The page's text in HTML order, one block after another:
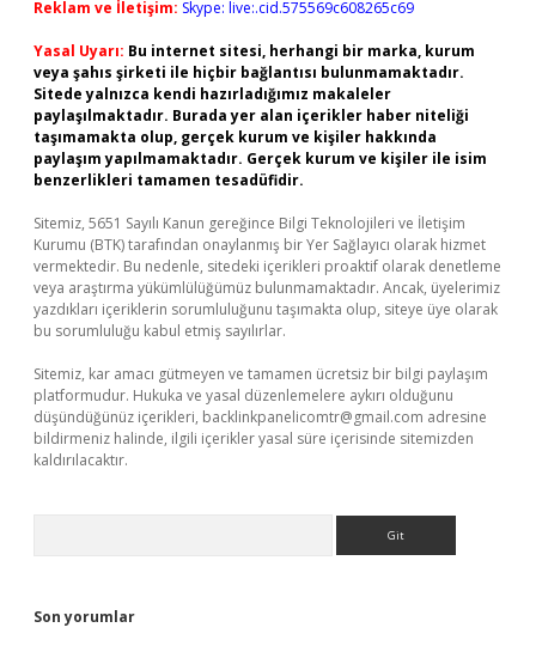
Reklam ve İletişim: Skype: live:.cid.575569c608265c69
Yasal Uyarı: Bu internet sitesi, herhangi bir marka, kurum
veya şahıs şirketi ile hiçbir bağlantısı bulunmamaktadır.
Sitede yalnızca kendi hazırladığımız makaleler
paylaşılmaktadır. Burada yer alan içerikler haber niteliği
taşımamakta olup, gerçek kurum ve kişiler hakkında
paylaşım yapılmamaktadır. Gerçek kurum ve kişiler ile isim
benzerlikleri tamamen tesadüfidir.
Sitemiz, 5651 Sayılı Kanun gereğince Bilgi Teknolojileri ve İletişim
Kurumu (BTK) tarafından onaylanmış bir Yer Sağlayıcı olarak hizmet
vermektedir. Bu nedenle, sitedeki içerikleri proaktif olarak denetleme
veya araştırma yükümlülüğümüz bulunmamaktadır. Ancak, üyelerimiz
yazdıkları içeriklerin sorumluluğunu taşımakta olup, siteye üye olarak
bu sorumluluğu kabul etmiş sayılırlar.
Sitemiz, kar amacı gütmeyen ve tamamen ücretsiz bir bilgi paylaşım
platformudur. Hukuka ve yasal düzenlemelere aykırı olduğunu
düşündüğünüz içerikleri, backlinkpanelicomtr@gmail.com adresine
bildirmeniz halinde, ilgili içerikler yasal süre içerisinde sitemizden
kaldırılacaktır.
Son yorumlar